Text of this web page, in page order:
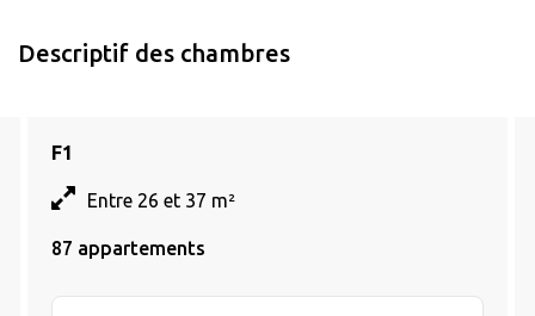
Descriptif des chambres
F1
Entre 26 et 37 m²
87 appartements